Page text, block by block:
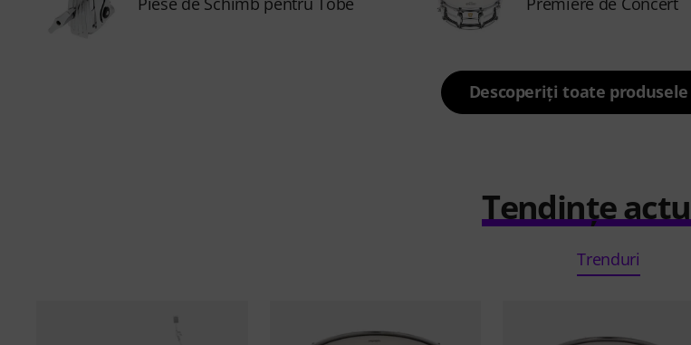
Descoperiți toate
Tendințe
Trenduri